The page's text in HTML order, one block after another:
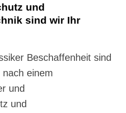
und
sind wir Ihr
Beschaffenheit sind
einem
und
und